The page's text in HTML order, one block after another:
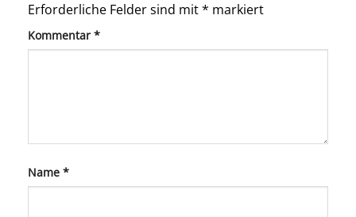
Erforderliche Felder sind mit* markiert
Kommentar *
Name *